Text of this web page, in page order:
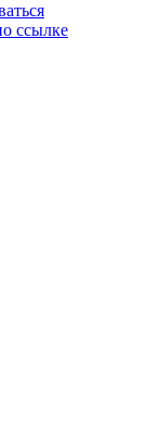
ссылке